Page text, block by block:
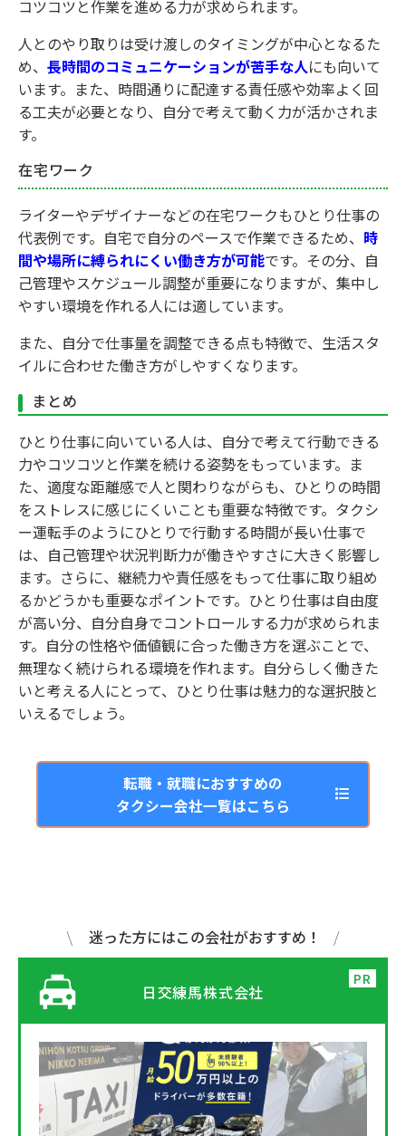
コツコツと作業を進める力が求められます。
人とのやり取りは受け渡しのタイミングが中心となるた
め、 長時間のコミュニケーションが苦手な人にも向いて
います。また、時間通りに配達する責任感や効率よく回
る工夫が必要となり、自分で考えて動く力が活かされま
す。
在宅ワーク
ライターやデザイナーなどの在宅ワークもひとり仕事の
代表例です。自宅で自分のペースで作業できるため、 時
間や場所に縛られにくい働き方が可能です。その分、自
己管理やスケジュール調整が重要になりますが、集中し
やすい環境を作れる人には適しています。
また、自分で仕事量を調整できる点も特徴で、生活スタ
イルに合わせた働き方がしやすくなります。
まとめ
ひとり仕事に向いている人は、自分で考えて行動できる
力やコツコツと作業を続ける姿勢をもっています。ま
た、適度な距離感で人と関わりながらも、ひとりの時間
をストレスに感じにくいことも重要な特徴です。タクシ
ー運転手のようにひとりで行動する時間が長い仕事で
は、自己管理や状況判断力が働きやすさに大きく影響し
ます。さらに、継続力や責任感をもって仕事に取り組め
るかどうかも重要なポイントです。ひとり仕事は自由度
が高い分、自分自身でコントロールする力が求められま
す。自分の性格や価値観に合った働き方を選ぶことで、
無理なく続けられる環境を作れます。自分らしく働きた
いと考える人にとって、ひとり仕事は魅力的な選択肢と
いえるでしょう。
転職・就職におすすめの
タクシー会社一覧はこちら
迷った方にはこの会社がおすすめ！
日交練馬株式会社